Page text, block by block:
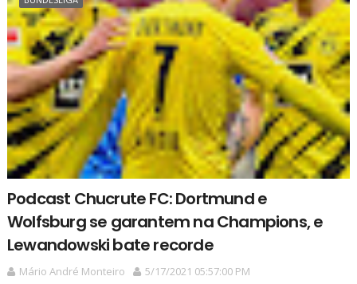
Podcast Chucrute FC: Dortmund e
Wolfsburg se garantem na Champions, e
Lewandowski bate recorde
Mário André Monteiro
5/17/2021 05:57:00 PM